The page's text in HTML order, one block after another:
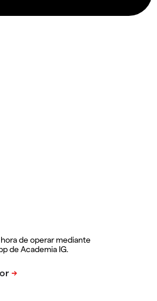
de operar mediante
de Academia IG.